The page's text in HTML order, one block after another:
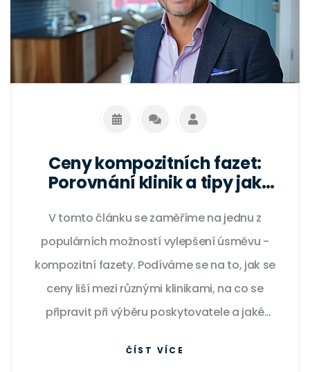
Ceny kompozitních fazet:
Porovnání klinik a tipy jak
V tomto článku se zaměříme na jednu z
populárních možností vylepšení úsměvu -
kompozitní fazety. Podíváme se na to, jak se
ceny liší mezi různými klinikami, na co se
připravit při výběru poskytovatele a jaké
ČÍST VÍCE